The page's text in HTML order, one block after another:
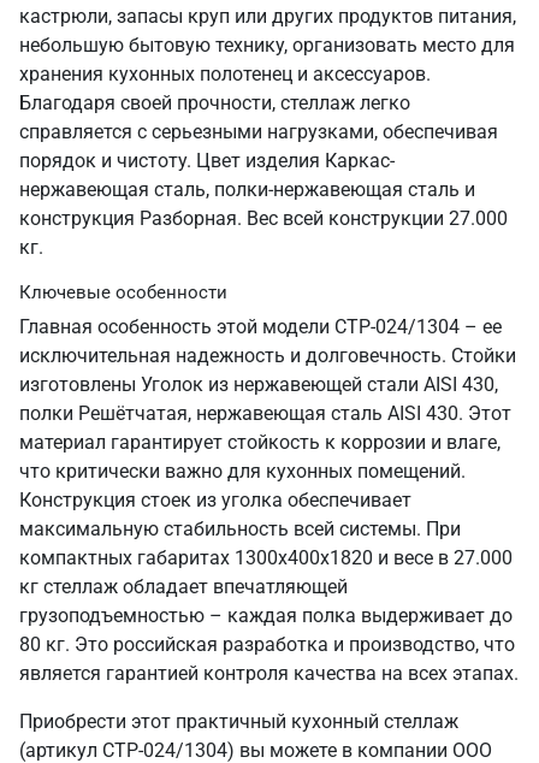
кастрюли, запасы круп или других продуктов питания,
небольшую бытовую технику, организовать место для
хранения кухонных полотенец и аксессуаров.
Благодаря своей прочности, стеллаж легко
справляется с серьезными нагрузками, обеспечивая
порядок и чистоту. Цвет изделия Каркас-
нержавеющая сталь, полки-нержавеющая сталь и
конструкция Разборная. Вес всей конструкции 27.000
кг.
Ключевые особенности
Главная особенность этой модели СТР-024/1304 – ее
исключительная надежность и долговечность. Стойки
изготовлены Уголок из нержавеющей стали AISI 430,
полки Решётчатая, нержавеющая сталь AISI 430. Этот
материал гарантирует стойкость к коррозии и влаге,
что критически важно для кухонных помещений.
Конструкция стоек из уголка обеспечивает
максимальную стабильность всей системы. При
компактных габаритах 1300х400х1820 и весе в 27.000
кг стеллаж обладает впечатляющей
грузоподъемностью – каждая полка выдерживает до
80 кг. Это российская разработка и производство, что
является гарантией контроля качества на всех этапах.
Приобрести этот практичный кухонный стеллаж
(артикул СТР-024/1304) вы можете в компании ООО